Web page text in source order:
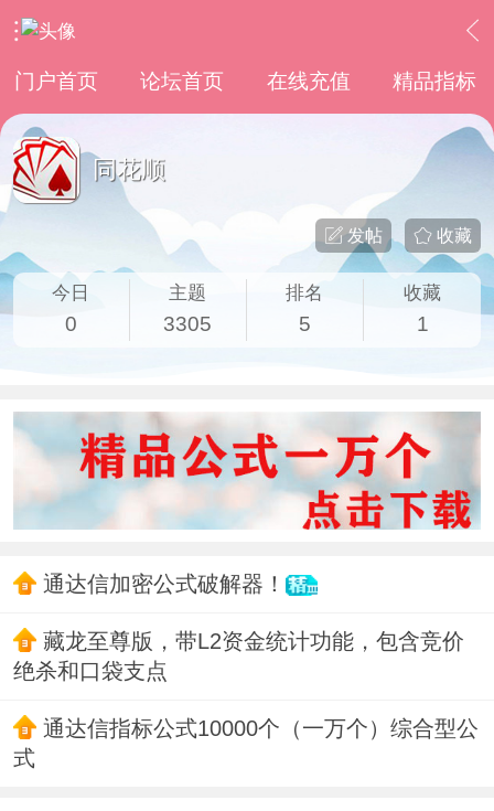
门户首页 论坛首页 在线充值 精品指标
同花顺
收藏
发帖
今日
0
主题
3305
排名
5
收藏
1
通达信加密公式破解器！
藏龙至尊版，带L2资金统计功能，包含竞价
绝杀和口袋支点
通达信指标公式10000个（一万个）综合型公
式